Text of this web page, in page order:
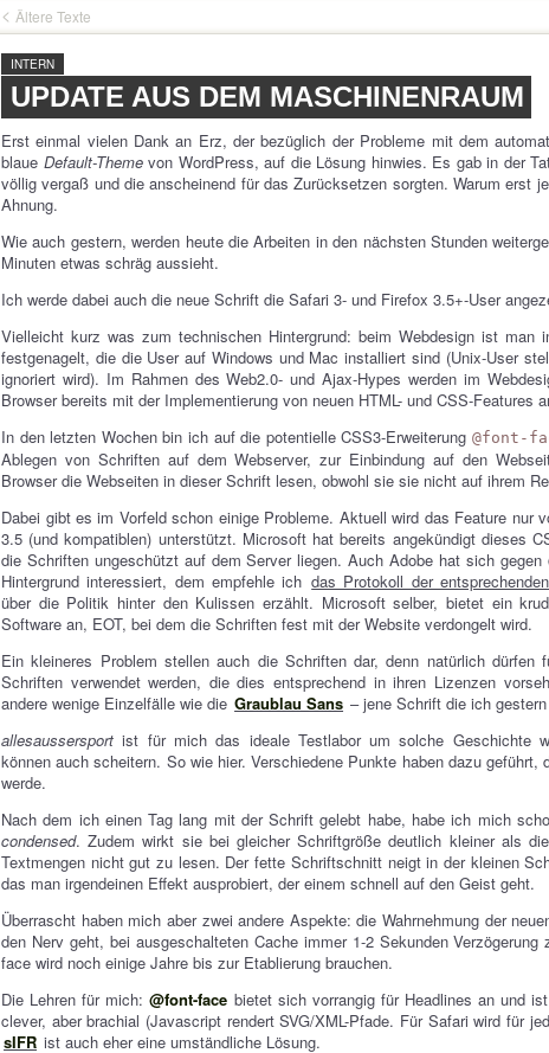
Ältere Texte
INTERN
UPDATE AUS DEM MASCHINENRAUM
Erst einmal vielen Dank an Erz, der bezüglich der Probleme mit dem
blaue Default-Themevon WordPress, auf die Lösung hinwies. Es gab in der
völlig vergaß und die anscheinend für das Zurücksetzen sorgten. Warum erst
Ahnung.
Wie auch gestern, werden heute die Arbeiten in den nächsten Stunden
Minuten etwas schräg aussieht.
Ich werde dabei auch die neue Schrift die Safari 3- und Firefox 3.5+-User
Vielleicht kurz was zum technischen Hintergrund: beim Webdesign ist man
festgenagelt, die die User auf Windows und Mac installiert sind (Unix-User
ignoriert wird). Im Rahmen des Web2.0- und Ajax-Hypes werden im
Browser bereits mit der Implementierung von neuen HTML- und CSS-Features
In den letzten Wochen bin ich auf die potentielle CSS3-Erweiterung@font-
Ablegen von Schriften auf dem Webserver, zur Einbindung auf den
Browser die Webseiten in dieser Schrift lesen, obwohl sie sie nicht auf ihrem
Dabei gibt es im Vorfeld schon einige Probleme. Aktuell wird das Feature nur
3.5 (und kompatiblen) unterstützt. Microsoft hat bereits angekündigt dieses
die Schriften ungeschützt auf dem Server liegen. Auch Adobe hat sich
Hintergrund interessiert, dem empfehle ich das Protokoll der
über die Politik hinter den Kulissen erzählt. Microsoft selber, bietet ein
Software an, EOT, bei dem die Schriften fest mit der Website verdongelt wird.
Ein kleineres Problem stellen auch die Schriften dar, denn natürlich dürfen
Schriften verwendet werden, die dies entsprechend in ihren Lizenzen
andere wenige Einzelfälle wie die Graublau Sans – jene Schrift die ich
allesaussersport ist für mich das ideale Testlabor um solche Geschichte
können auch scheitern. So wie hier. Verschiedene Punkte haben dazu
werde.
Nach dem ich einen Tag lang mit der Schrift gelebt habe, habe ich mich
condensed. Zudem wirkt sie bei gleicher Schriftgröße deutlich kleiner als
Textmengen nicht gut zu lesen. Der fette Schriftschnitt neigt in der kleinen
das man irgendeinen Effekt ausprobiert, der einem schnell auf den Geist geht.
Überrascht haben mich aber zwei andere Aspekte: die Wahrnehmung der
den Nerv geht, bei ausgeschalteten Cache immer 1-2 Sekunden
face wird noch einige Jahre bis zur Etablierung brauchen.
Die Lehren für mich:@font-face bietet sich vorrangig für Headlines an und
clever, aber brachial (Javascript rendert SVG/XML-Pfade. Für Safari wird für
sIFR ist auch eher eine umständliche Lösung.